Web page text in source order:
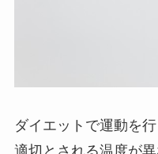
ダイエットで運動を
適切とされる温度が異